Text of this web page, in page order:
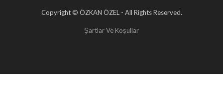
Copyright © ÖZKAN ÖZEL - All Rights Reserved.
Şartlar Ve Koşullar